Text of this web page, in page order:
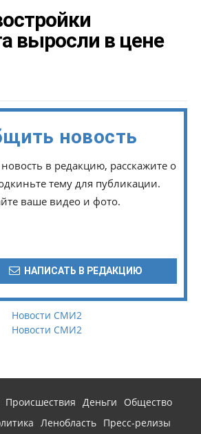
выросли в цене
новость
в редакцию, расскажите о
тему для публикации.
ваше видео и фото.
НАПИСАТЬ В РЕДАКЦИЮ
Новости СМИ2
Новости СМИ2
Происшествия Деньги
Общество
Ленобласть Пресс-релизы